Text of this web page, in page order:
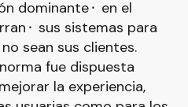
dominante⬝ en el
sus sistemas para
sean sus clientes.
fue dispuesta
la experiencia,